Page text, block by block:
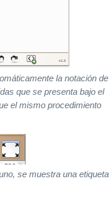
la notación de
que se presenta bajo el
el mismo procedimiento
se muestra una etiqueta